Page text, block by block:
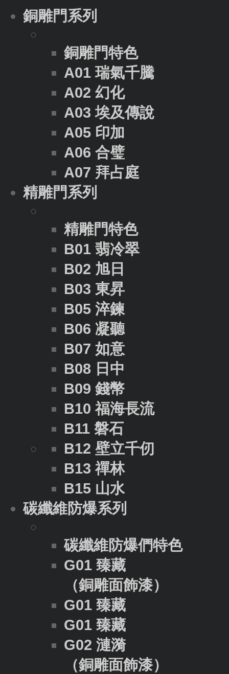
銅雕門系列
銅雕門特色
A01 瑞氣千騰
A02 幻化
A03 埃及傳說
A05 印加
A06 合璧
A07 拜占庭
精雕門系列
精雕門特色
B01 翡冷翠
B02 旭日
B03 東昇
B05 淬鍊
B06 凝聽
B07 如意
B08 日中
B09 錢幣
B10 福海長流
B11 磐石
B12 壁立千仞
B13 禪林
B15 山水
碳纖維防爆系列
碳纖維防爆們特色
G01 臻藏
（銅雕面飾漆）
G01 臻藏
G01 臻藏
G02 漣漪
（銅雕面飾漆）